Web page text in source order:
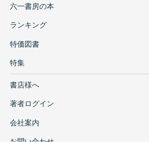
六一書房の本
ランキング
特価図書
特集
書店様へ
著者ログイン
会社案内